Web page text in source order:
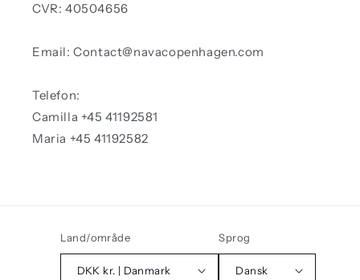
CVR: 40504656
Email: Contact@navacopenhagen.com
Telefon:
Camilla +45 41192581
Maria +45 41192582
Land/område
DKK kr. | Danmark
Sprog
Dansk